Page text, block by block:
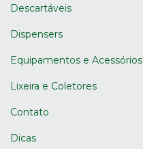
Descartáveis
Dispensers
Equipamentos e Acessórios
Lixeira e Coletores
Contato
Dicas